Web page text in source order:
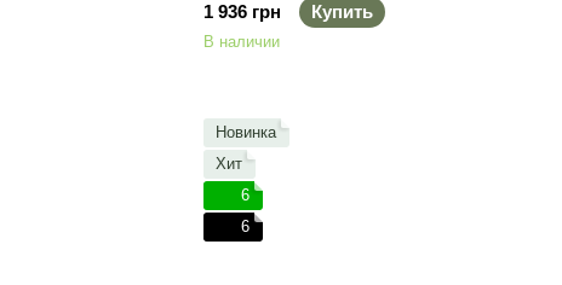
1 936 грн
Купить
В наличии
Новинка
Хит
6
6